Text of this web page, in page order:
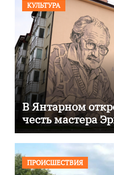
КУЛЬТУРА
В Янтарном
честь мастера
ПРОИСШЕСТВИЯ